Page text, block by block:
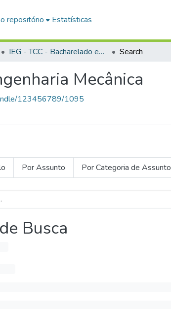
repositório Estatísticas
IEG - TCC - Bacharelado em Engenharia Mecânica Search
Mecânica
123456789/1095
Por Assunto Por Categoria de Assunto
Busca